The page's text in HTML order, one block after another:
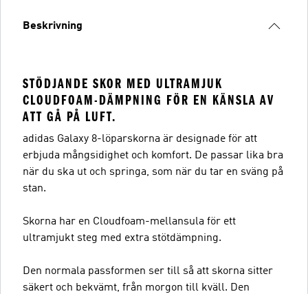
Beskrivning
STÖDJANDE SKOR MED ULTRAMJUK
CLOUDFOAM-DÄMPNING FÖR EN KÄNSLA AV
ATT GÅ PÅ LUFT.
adidas Galaxy 8-löparskorna är designade för att
erbjuda mångsidighet och komfort. De passar lika bra
när du ska ut och springa, som när du tar en sväng på
stan.
Skorna har en Cloudfoam-mellansula för ett
ultramjukt steg med extra stötdämpning.
Den normala passformen ser till så att skorna sitter
säkert och bekvämt, från morgon till kväll. Den